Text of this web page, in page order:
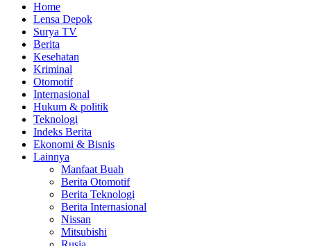
Home
Lensa Depok
Surya TV
Berita
Kesehatan
Kriminal
Otomotif
Internasional
Hukum & politik
Teknologi
Indeks Berita
Ekonomi & Bisnis
Lainnya
Manfaat Buah
Berita Otomotif
Berita Teknologi
Berita Internasional
Nissan
Mitsubishi